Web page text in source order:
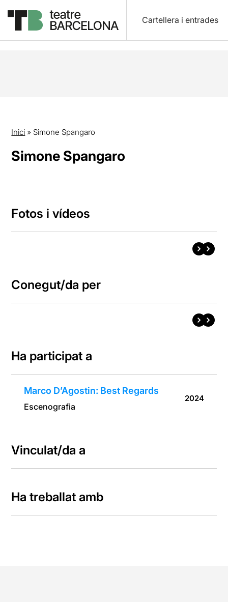
Cartellera i entrades
Inici » Simone Spangaro
Simone Spangaro
Fotos i vídeos
Conegut/da per
Ha participat a
Marco D’Agostin: Best Regards
Escenografia
2024
Vinculat/da a
Ha treballat amb